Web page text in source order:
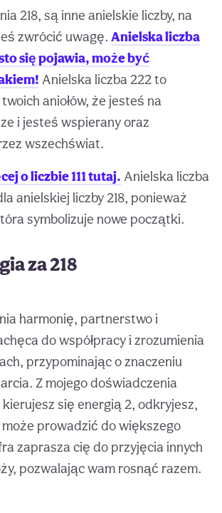
218, są inne anielskie liczby, na
zwrócić uwagę. Anielska liczba
się pojawia, może być
Anielska liczba 222 to
aniołów, że jesteś na
i jesteś wspierany oraz
wszechświat.
o liczbie 111 tutaj. Anielska liczba
anielskiej liczby 218, ponieważ
symbolizuje nowe początki.
za 218
harmonię, partnerstwo i
do współpracy i zrozumienia
przypominając o znaczeniu
Z mojego doświadczenia
się energią 2, odkryjesz,
może prowadzić do większego
zaprasza cię do przyjęcia innych
pozwalając wam rosnąć razem.